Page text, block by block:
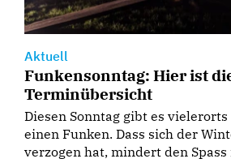
Aktuell
Funkensonntag: Hier ist
Terminübersicht
Diesen Sonntag gibt es
einen Funken. Dass sich der
verzogen hat, mindert den Spass